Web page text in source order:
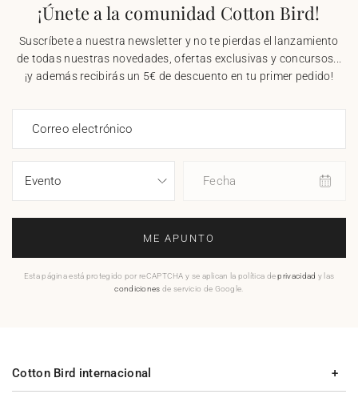
¡Únete a la comunidad Cotton Bird!
Suscríbete a nuestra newsletter y no te pierdas el lanzamiento
de todas nuestras novedades, ofertas exclusivas y concursos...
¡y además recibirás un 5€ de descuento en tu primer pedido!
Correo electrónico
Fecha
ME APUNTO
Esta página está protegido por reCAPTCHA y se aplican la política deprivacidad y las
condiciones de servicio de Google.
Cotton Bird internacional